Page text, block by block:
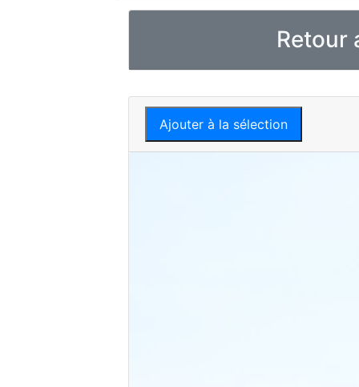
Retour
Ajouter à la sélection